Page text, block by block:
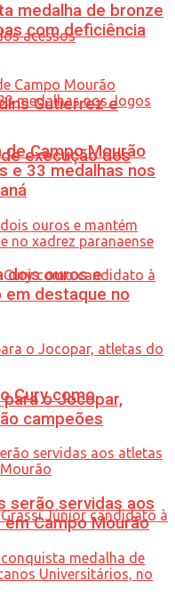
Gutierrez e
execução dos
Cury como
medalha de bronze
com deficiência
Campo Mourão
e 33 medalhas nos
dois ouros e
em destaque no
o Jocopar,
campeões
serão servidas aos
Campo Mourão